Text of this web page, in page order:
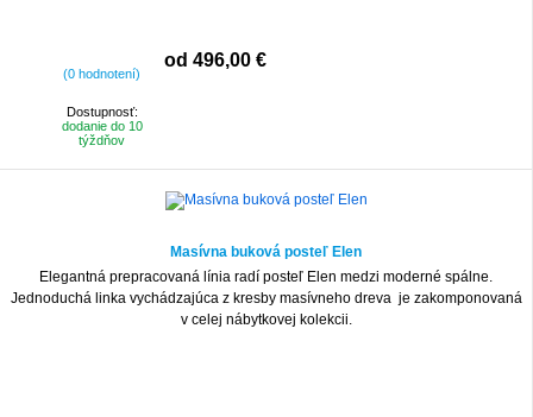
(0 hodnotení)
Dostupnosť:
dodanie do 10
týždňov
od 496,00 €
Masívna buková posteľ Elen
Elegantná prepracovaná línia radí posteľ Elen medzi moderné spálne.
Jednoduchá linka vychádzajúca z kresby masívneho dreva je zakomponovaná
v celej nábytkovej kolekcii.